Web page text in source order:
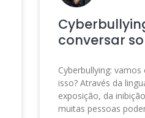
conversar
Cyberbullying:
isso? Através da
exposição, da
muitas pessoas